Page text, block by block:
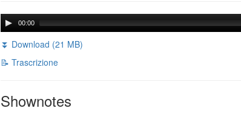
00:00
⏬ Download (21 MB)
📝 Trascrizione
Shownotes